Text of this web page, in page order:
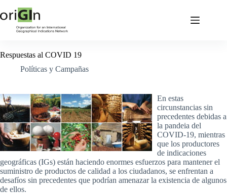
Respuestas al COVID 19
Políticas y Campañas
En estas
circunstancias sin
precedentes debidas a
la pandeia del
COVID-19, mientras
que los productores
de indicaciones
geográficas (IGs) están haciendo enormes esfuerzos para mantener el
suministro de productos de calidad a los ciudadanos, se enfrentan a
desafíos sin precedentes que podrían amenazar la existencia de algunos
de ellos.